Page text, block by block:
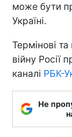
може бути
Україні.
Термінові
війну Росії
каналі РБК-
Не